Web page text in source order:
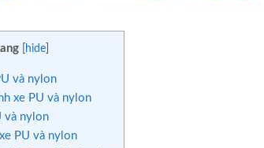
hide]
và nylon
xe PU và nylon
và nylon
PU và nylon